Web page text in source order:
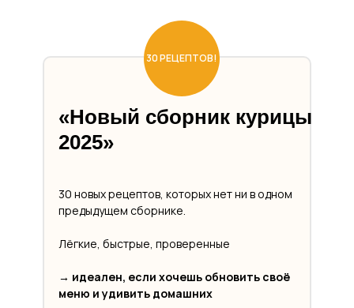
«Новый сборник курицы
2025»
30 новых рецептов, которых нет ни в одном
предыдущем сборнике.
Лёгкие, быстрые, проверенные
→ идеален, если хочешь обновить своё
меню и удивить домашних
30 РЕЦЕПТОВ!